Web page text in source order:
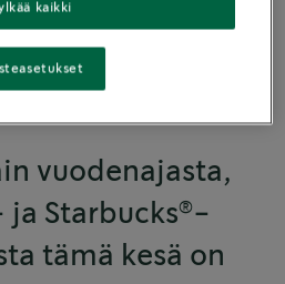
vuodenajasta,
ja Starbucks® -
tämä kesä on
kaikki